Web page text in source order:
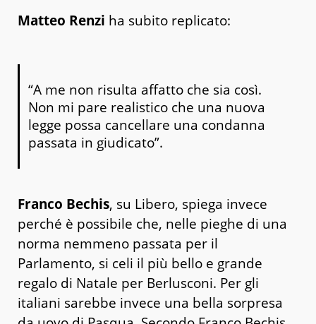
Matteo Renzi ha subito replicato:
“A me non risulta affatto che sia così.
Non mi pare realistico che una nuova
legge possa cancellare una condanna
passata in giudicato”.
Franco Bechis, su Libero, spiega invece
perché è possibile che, nelle pieghe di una
norma nemmeno passata per il
Parlamento, si celi il più bello e grande
regalo di Natale per Berlusconi. Per gli
italiani sarebbe invece una bella sorpresa